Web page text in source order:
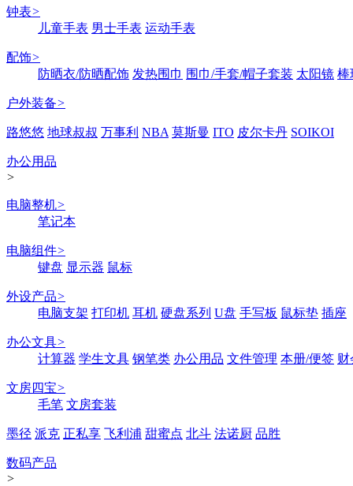
钟表>
儿童手表 男士手表 运动手表
配饰>
防晒衣/防晒配饰 发热围巾 围巾/手套/帽子套装 太阳镜 棒
户外装备>
路悠悠 地球叔叔 万事利 NBA 莫斯曼 ITO 皮尔卡丹 SOIKOI
办公用品
>
电脑整机>
笔记本
电脑组件>
键盘 显示器 鼠标
外设产品>
电脑支架 打印机 耳机 硬盘系列 U盘 手写板 鼠标垫 插座
办公文具>
计算器 学生文具 钢笔类 办公用品 文件管理 本册/便签 财
文房四宝>
毛笔 文房套装
墨径 派克 正私享 飞利浦 甜蜜点 北斗 法诺厨 品胜
数码产品
>